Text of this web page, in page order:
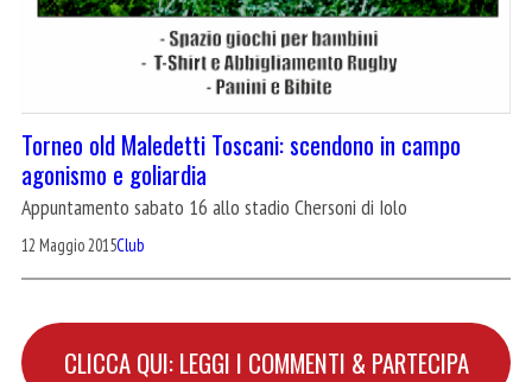
Torneo old Maledetti Toscani: scendono in campo
agonismo e goliardia
Appuntamento sabato 16 allo stadio Chersoni di Iolo
12 Maggio 2015Club
CLICCA QUI: LEGGI I COMMENTI & PARTECIPA